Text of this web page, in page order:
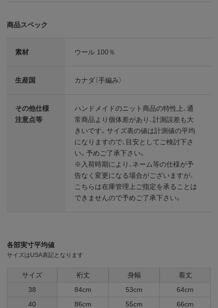
商品スペック
素材 ウール 100％
生産国 カナダ（手編み）
その他仕様
注意点等
ハンドメイドのニット商品の特性上、通
常商品より個体差があり、計測誤差も大
きいです。サイズ表の値は計測値の平均
になりますので、目安としてご検討下さ
い。予めご了承下さい。
※入荷時期により、ネーム等の仕様が予
告なく変更になる場合がございますが、
こちらは在庫管理上ご指定を承ることは
できませんので予めご了承下さい。
各部実寸平均値
サイズはUSA表記となります
サイズ 裄丈 身幅
着丈
38
84cm 53cm
64cm
40
86cm 55cm 66cm